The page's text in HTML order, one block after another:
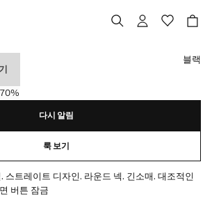
]
블랙
다시 알림
룩 보기
스트레이트 디자인. 라운드 넥. 긴소매. 대조적인
버튼 잠금